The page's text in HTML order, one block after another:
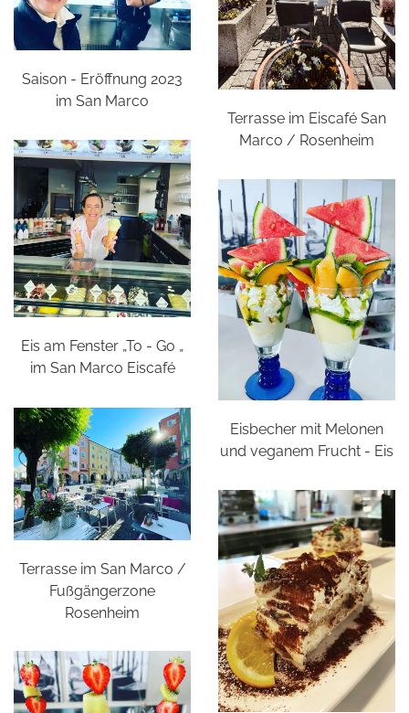
Terrasse im Eiscafé San
Marco / Rosenheim
Saison - Eröffnung 2023
im San Marco
Eisbecher mit Melonen
und veganem Frucht - Eis
Eis am Fenster „To - Go „
im San Marco Eiscafé
Terrasse im San Marco /
Fußgängerzone
Rosenheim